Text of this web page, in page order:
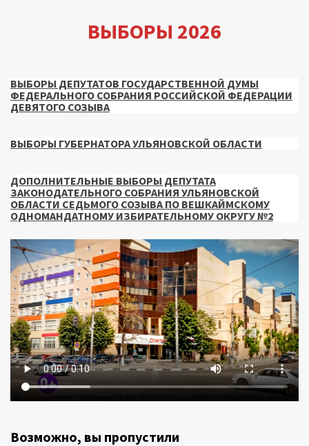
ВЫБОРЫ 2026
ВЫБОРЫ ДЕПУТАТОВ ГОСУДАРСТВЕННОЙ ДУМЫ
ФЕДЕРАЛЬНОГО СОБРАНИЯ РОССИЙСКОЙ ФЕДЕРАЦИИ
ДЕВЯТОГО СОЗЫВА
ВЫБОРЫ ГУБЕРНАТОРА УЛЬЯНОВСКОЙ ОБЛАСТИ
ДОПОЛНИТЕЛЬНЫЕ ВЫБОРЫ ДЕПУТАТА
ЗАКОНОДАТЕЛЬНОГО СОБРАНИЯ УЛЬЯНОВСКОЙ
ОБЛАСТИ СЕДЬМОГО СОЗЫВА ПО ВЕШКАЙМСКОМУ
ОДНОМАНДАТНОМУ ИЗБИРАТЕЛЬНОМУ ОКРУГУ №2
Возможно, вы пропустили